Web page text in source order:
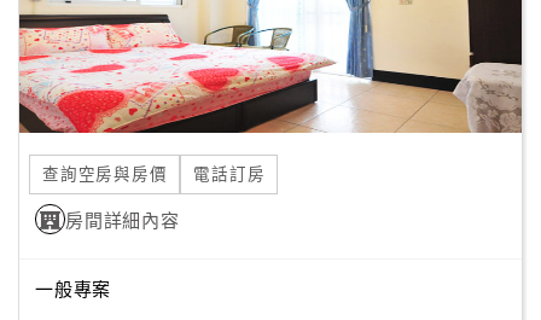
上
客
服
紅
查
查詢空房與房價 電話訂房
房間詳細內容
一般專案